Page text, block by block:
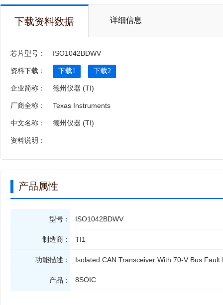
下载资料数据 详细信息
芯片型号： ISO1042BDWV
资料下载： 下载1 下载2
企业简称： 德州仪器 (TI)
厂商全称： Texas Instruments
中文名称： 德州仪器 (TI)
资料说明：
产品属性
型号：
制造商：
功能描述：
产品：
ISO1042BDWV
TI1
Isolated CAN Transceiver With 70-V Bus
8SOIC